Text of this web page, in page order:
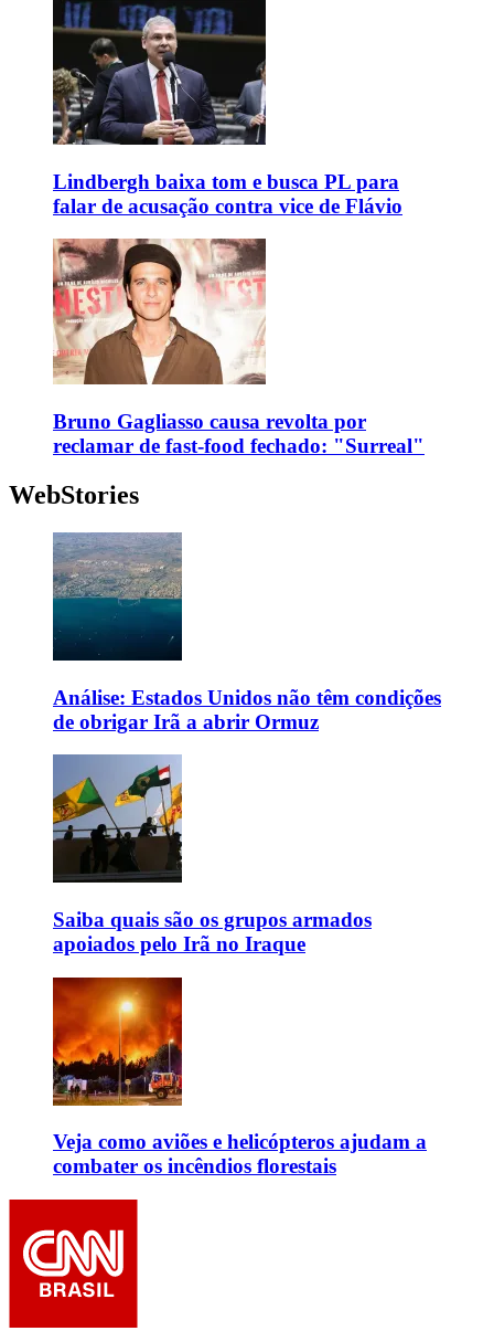
Lindbergh baixa tom e busca PL para
falar de acusação contra vice de Flávio
Bruno Gagliasso causa revolta por
reclamar de fast-food fechado: "Surreal"
WebStories
Análise: Estados Unidos não têm condições
de obrigar Irã a abrir Ormuz
Saiba quais são os grupos armados
apoiados pelo Irã no Iraque
Veja como aviões e helicópteros ajudam a
combater os incêndios florestais